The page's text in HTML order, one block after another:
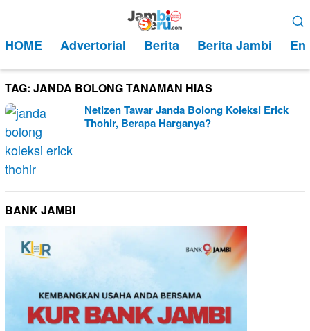
kontenMobile
HOME Advertorial Berita Berita Jambi
TAG: JANDA BOLONG TANAMAN HIAS
Netizen Tawar Janda Bolong Koleksi Erick
Thohir, Berapa Harganya?
BANK JAMBI